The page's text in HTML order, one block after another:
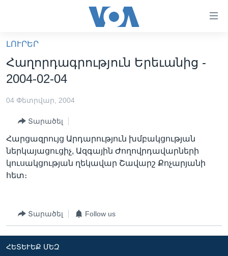
հիմնական
բովանդակությանը
անցնել
բովանդակությանը
բովանդակություն
ԼՈՒՐԵՐ
ՖԻԼՄԵՐ
ՖԻԼՄԵՐ
IN ENGLISH
ՄԵՐ ՄԱՍԻՆ
ՄԵՐ ՄԱՍԻՆ
ՈՒԿՐԱԻՆԱԿԱՆ ՊԱՏԵՐԱԶՄ
ՀԵՏԵՒԵՔ ՄԵԶ
ԼՈՒՐԵՐ
Հաղորդագրություն Երեւանից -
2004-02-04
04 Փետրվար, 2004
Տարածել
Հարցազրույց Արդարություն խմբակցության
ներկայացուցիչ, Ազգային Ժողովրդավարների
կուսակցության ղեկավար Շավարշ Քոչարյանի
հետ։
Տարածել Follow us
ՀԵՏԵՒԵՔ ՄԵԶ